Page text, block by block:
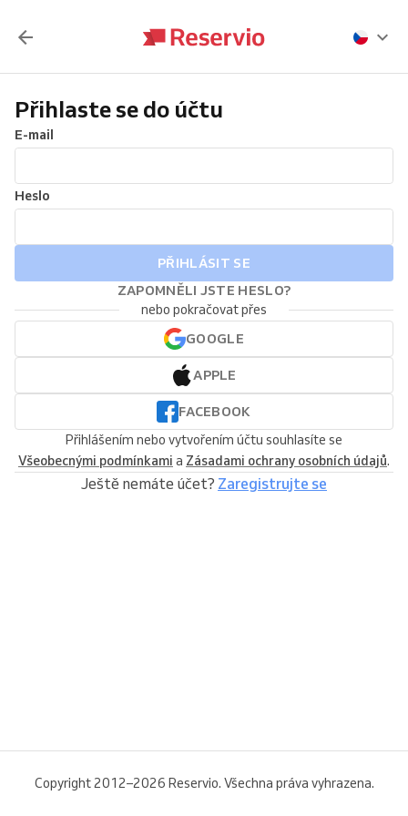
Přihlaste se do účtu
E-mail
Heslo
PŘIHLÁSIT SE
ZAPOMNĚLI JSTE HESLO?
nebo pokračovat přes
GOOGLE
APPLE
FACEBOOK
Přihlášením nebo vytvořením účtu souhlasíte se
Všeobecnými podmínkami a Zásadami ochrany osobních údajů.
Ještě nemáte účet? Zaregistrujte se
Copyright 2012–2026 Reservio. Všechna práva vyhrazena.